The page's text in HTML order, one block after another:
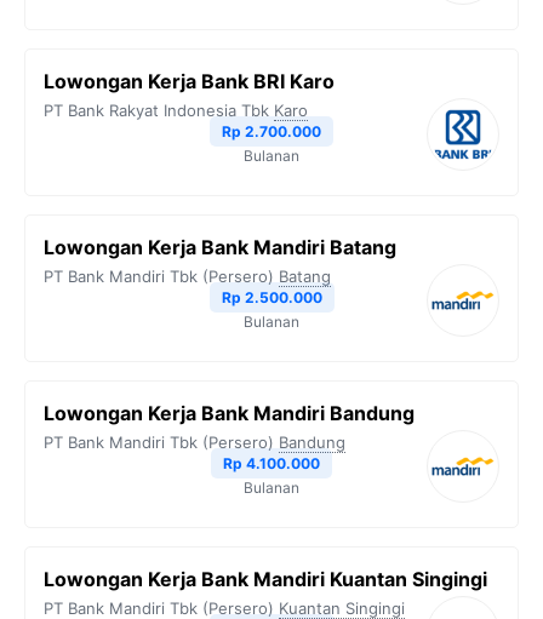
Lowongan Kerja Bank BRI Karo
PT Bank Rakyat Indonesia Tbk Karo
Rp 2.700.000
Bulanan
Lowongan Kerja Bank Mandiri Batang
PT Bank Mandiri Tbk (Persero) Batang
Rp 2.500.000
Bulanan
Lowongan Kerja Bank Mandiri Bandung
PT Bank Mandiri Tbk (Persero) Bandung
Rp 4.100.000
Bulanan
Lowongan Kerja Bank Mandiri Kuantan Singingi
PT Bank Mandiri Tbk (Persero) Kuantan Singingi